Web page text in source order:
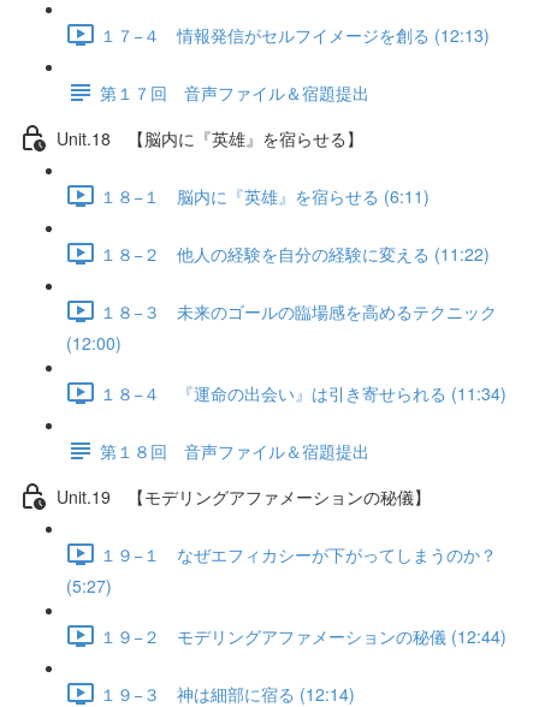
１７−４ 情報発信がセルフイメージを創る (12:13)
第１７回 音声ファイル＆宿題提出
Unit.18 【脳内に『英雄』を宿らせる】
１８−１ 脳内に『英雄』を宿らせる (6:11)
１８−２ 他人の経験を自分の経験に変える (11:22)
１８−３ 未来のゴールの臨場感を高めるテクニック
(12:00)
１８−４ 『運命の出会い』は引き寄せられる (11:34)
第１８回 音声ファイル＆宿題提出
Unit.19 【モデリングアファメーションの秘儀】
１９−１ なぜエフィカシーが下がってしまうのか？
(5:27)
１９−２ モデリングアファメーションの秘儀 (12:44)
１９−３ 神は細部に宿る (12:14)